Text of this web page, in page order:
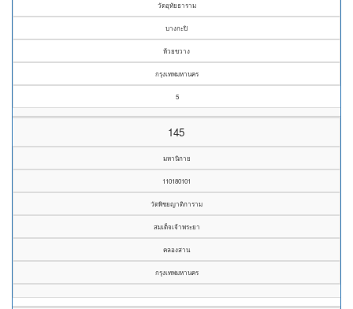
วัดอุทัยธาราม
บางกะปิ
ห้วยขวาง
กรุงเทพมหานคร
5
145
มหานิกาย
110180101
วัดพิชยญาติการาม
สมเด็จเจ้าพระยา
คลองสาน
กรุงเทพมหานคร